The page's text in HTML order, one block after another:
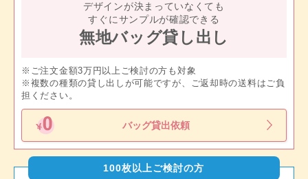
デザインが決まっていなくても
すぐにサンプルが確認できる
無地バッグ貸し出し
※ご注文金額3万円以上ご検討の方も対象
※複数の種類の貸し出しが可能ですが、ご返却時の送料はご負
担ください。
バッグ貸出依頼
100枚以上ご検討の方